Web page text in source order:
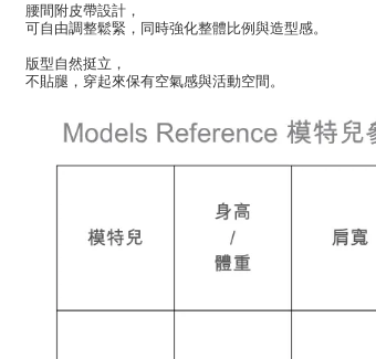
腰間附皮帶設計，
可自由調整鬆緊，同時強化整體比例與造型感。
版型自然挺立，
不貼腿，穿起來保有空氣感與活動空間。